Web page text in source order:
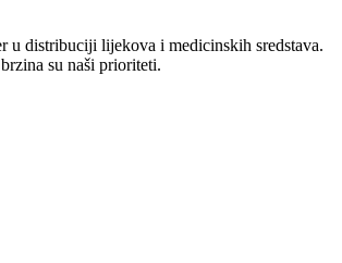
u distribuciji lijekova i medicinskih sredstava.
su naši prioriteti.